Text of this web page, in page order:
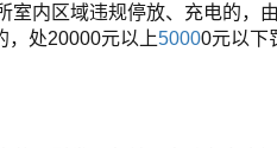
室内区域违规停放、充电的，
，处20000元以上50000元以下